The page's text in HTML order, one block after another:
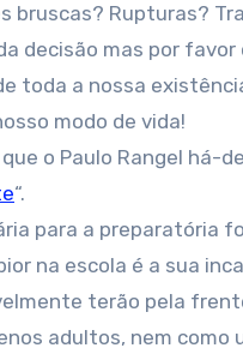
bruscas? Rupturas?
decisão mas por
toda a nossa
modo de vida!
o Paulo Rangel há-
“.
para a
na escola é a sua
terão pela
adultos, nem como